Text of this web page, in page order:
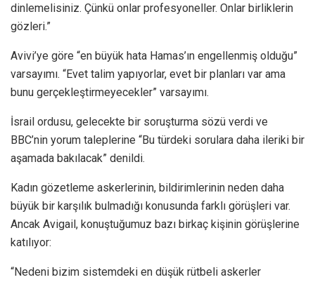
dinlemelisiniz. Çünkü onlar profesyoneller. Onlar birliklerin
gözleri.”
Avivi’ye göre “en büyük hata Hamas’ın engellenmiş olduğu”
varsayımı. “Evet talim yapıyorlar, evet bir planları var ama
bunu gerçekleştirmeyecekler” varsayımı.
İsrail ordusu, gelecekte bir soruşturma sözü verdi ve
BBC’nin yorum taleplerine “Bu türdeki sorulara daha ileriki bir
aşamada bakılacak” denildi.
Kadın gözetleme askerlerinin, bildirimlerinin neden daha
büyük bir karşılık bulmadığı konusunda farklı görüşleri var.
Ancak Avigail, konuştuğumuz bazı birkaç kişinin görüşlerine
katılıyor:
“Nedeni bizim sistemdeki en düşük rütbeli askerler